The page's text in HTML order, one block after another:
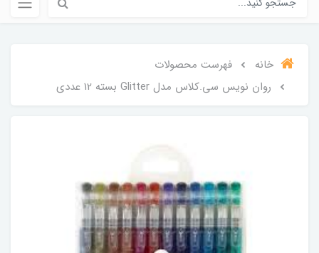
خانه
فهرست محصولات
روان نویس سی.کلاس مدل Glitter بسته 12 عددی